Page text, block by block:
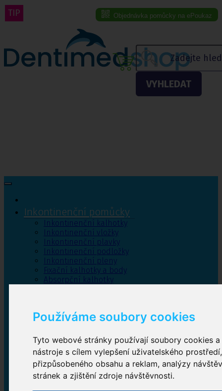
Používáme soubory cookies
Tyto webové stránky používají soubory cookies
nástroje s cílem vylepšení uživatelského
přizpůsobeného obsahu a reklam, analýzy
stránek a zjištění zdroje návštěvnosti.
Objednávka pomůcky na ePoukaz
VYHLEDAT
Menu eshopu
Inkontinenční pomůcky
Inkontinenční kalhotky
Inkontinenční vložky
Inkontinenční plavky
Inkontinenční podložky
Inkontinenční pleny
Fixační kalhotky a body
Absorpční kalhotky
Inkontinenční kalhotky
Plenkové kalhotky navlékací,Plenkové kalhotky
zalepovací,Inkontinenční kalhotky dámské
TIP